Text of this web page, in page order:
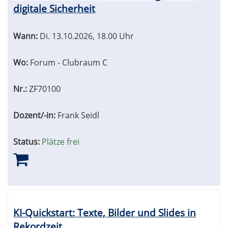
digitale Sicherheit
Wann: Di. 13.10.2026, 18.00 Uhr
Wo: Forum - Clubraum C
Nr.:ZF70100
Dozent/-in: Frank Seidl
Status: Plätze frei
KI-Quickstart: Texte, Bilder und Slides in